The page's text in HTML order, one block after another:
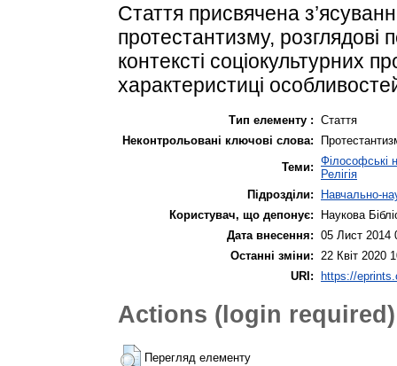
Стаття присвячена
протестантизму,
контексті соціокультурних
характеристиці
Тип елементу : Стаття
Неконтрольовані ключові слова:
Теми: Філософські
Релігія
Підрозділи:
Навчально-
Користувач, що депонує:
Наукова
Дата внесення: 05 Лист 2014
Останні зміни:
22 Квіт 2020
URI: https://
Actions (login required)
Перегляд елементу